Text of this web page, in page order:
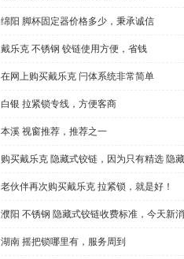
绵阳 脚杯固定器价格多少，秉承诚信
戴乐克 不锈钢 铰链使用方便，省钱
在网上购买戴乐克 闩体系统非常简单
白银 拉紧锁专线，方便客商
本溪 视窗推荐，推荐之一
购买戴乐克 隐藏式铰链，因为只有精选 隐
老伙伴再次购买戴乐克 拉紧锁，就是好！
濮阳 不锈钢 隐藏式铰链收费标准，今天新
湖南 摇把锁哪里有，服务周到